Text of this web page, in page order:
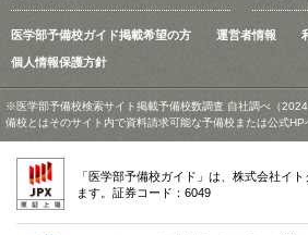
医学部予備校ガイド掲載希望の方 運営者情報
個人情報保護方針
※医学部予備校検索サイト掲載予備校数調査 自社調べ（
備校とはそのサイト内で資料請求可能な予備校または公式
「医学部予備校ガイド」は、株式会社イ
ます。証券コード：6049